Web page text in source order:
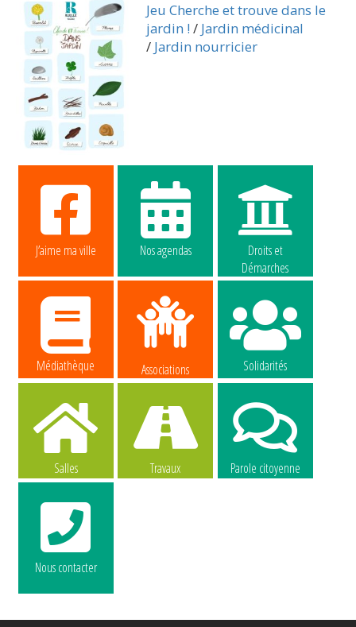
Jeu Cherche et trouve dans le
jardin ! / Jardin médicinal
/ Jardin nourricier
J’aime ma ville Nos agendas
Droits et
Démarches
Médiathèque Associations Solidarités
Salles Travaux Parole citoyenne
Nous contacter